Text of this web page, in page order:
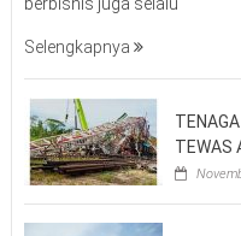
berbisnis juga selalu
Selengkapnya
TEWAS